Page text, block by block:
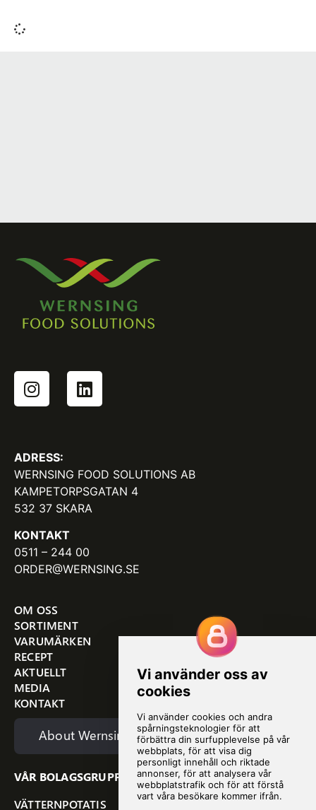
ADRESS:
WERNSING FOOD SOLUTIONS AB
KAMPETORPSGATAN 4
532 37 SKARA
KONTAKT
0511 – 244 00
ORDER@WERNSING.SE
OM OSS
SORTIMENT
VARUMÄRKEN
RECEPT
AKTUELLT
MEDIA
KONTAKT
About Wernsing
VÅR BOLAGSGRUPP
VÄTTERNPOTATIS